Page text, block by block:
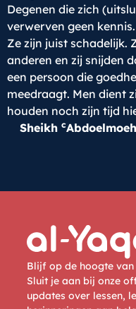
Degenen die zich
verwerven geen
Ze zijn juist schadelijk.
anderen en zij snijden
een persoon die
meedraagt. Men dient
houden noch zijn tijd
Sheikh c
Blijf op de hoogte van
Sluit je aan bij onze
updates over lessen,